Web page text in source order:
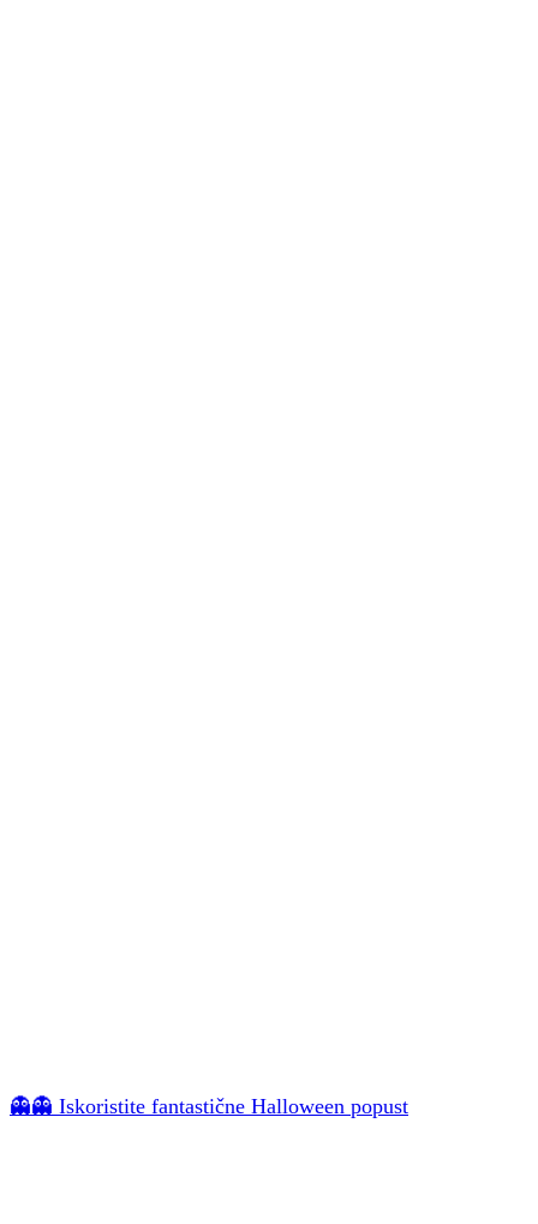
👻👻 Iskoristite fantastične Halloween popust